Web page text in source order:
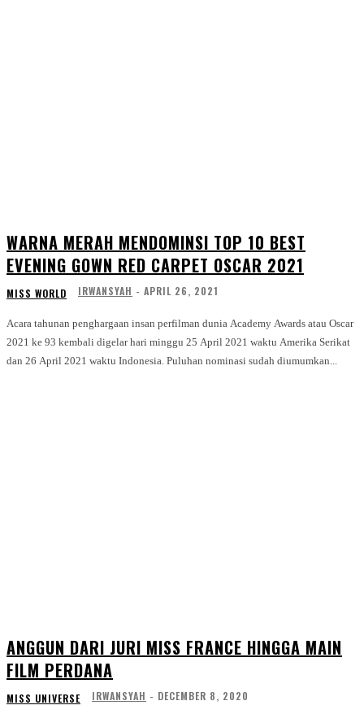
WARNA MERAH MENDOMINSI TOP 10 BEST
EVENING GOWN RED CARPET OSCAR 2021
MISS WORLD IRWANSYAH - APRIL 26, 2021
Acara tahunan penghargaan insan perfilman dunia Academy Awards atau Oscar
2021 ke 93 kembali digelar hari minggu 25 April 2021 waktu Amerika Serikat
dan 26 April 2021 waktu Indonesia. Puluhan nominasi sudah diumumkan...
ANGGUN DARI JURI MISS FRANCE HINGGA MAIN
FILM PERDANA
MISS UNIVERSE IRWANSYAH - DECEMBER 8, 2020